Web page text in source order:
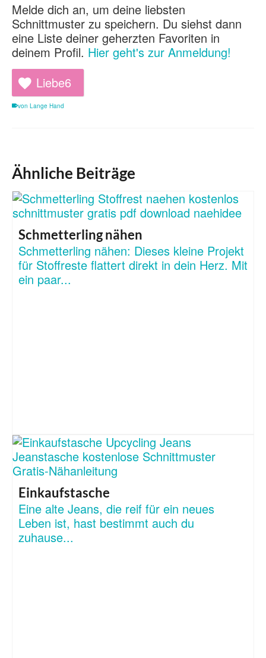
Melde dich an, um deine liebsten
Schnittmuster zu speichern. Du siehst dann
eine Liste deiner geherzten Favoriten in
deinem Profil. Hier geht's zur Anmeldung!
Liebe6
von Lange Hand
Ähnliche Beiträge
Schmetterling nähen
Schmetterling nähen: Dieses kleine Projekt
für Stoffreste flattert direkt in dein Herz. Mit
ein paar...
Einkaufstasche
Eine alte Jeans, die reif für ein neues
Leben ist, hast bestimmt auch du
zuhause...